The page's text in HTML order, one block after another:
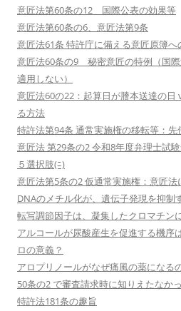
意匠法第60条の12 国際公表の効果等
意匠法第60条の6、意匠法第9条
意匠法61条 特許庁に備える意匠原簿へ
意匠法60条の9 秘密意匠の特例（国
適用しない）
意匠法60の22：起算日が謄本送達の日
る方法
特許法第94条 通常実施権の移転等：先
意匠法 第29条の2 令和8年度弁理士試
５選択肢(ﾆ)
意匠法第5条の2 仮通常実施権：意匠
DNAのメチル化が、遺伝子発現を抑制
転写調節因子は、凝集したクロマチン
アルコールが尿酸産生を促進する機序
ロの意義？
アロプリノールがなぜ痛風の薬になる
50条の2 で審査請求時に知りえたなか
特許法181条の趣旨